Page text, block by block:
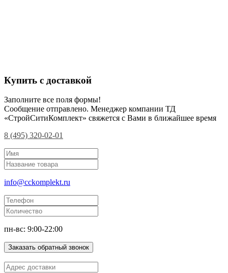
Купить с доставкой
Заполните все поля формы!
Сообщение отправлено. Менеджер компании ТД
«СтройСитиКомплект» свяжется с Вами в ближайшее время
8 (495) 320-02-01
info@cckomplekt.ru
пн-вс: 9:00-22:00
Заказать обратный звонок